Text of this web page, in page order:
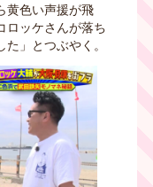
黄色い声援が飛
ロッケさんが落ち
」とつぶやく。